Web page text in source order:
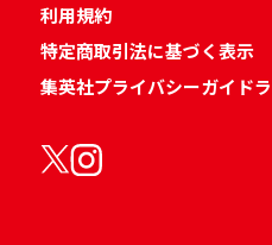
利用規約
特定商取引法に基づく表示
集英社プライバシーガイド